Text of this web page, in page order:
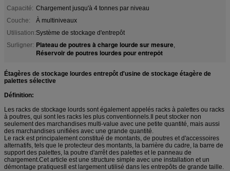
Capacité: Chargement jusqu'à 4 tonnes par niveau
Couche:
À multiniveaux
Utilisation:Système de stockage d'entrepôt
Surligner: Plateau de poutres à charge lourde sur mesure,
Réservoir de poutres lourdes pour entrepôt
Étagères de stockage lourdes entrepôt d'usine de stockage étagère de
palettes sélective
Définition:
Les racks de stockage lourds sont également appelés racks à palettes ou racks
à poutres, qui sont les racks les plus conventionnels.Il peut stocker non
seulement des marchandises multi-value avec une petite quantité, mais aussi
des marchandises unifiées avec une grande quantité.
Le rack est principalement constitué de montants, de poutres et d'accessoires
alternatifs, tels que le protecteur des montants, la barrière du cadre, la barre de
support des palettes, la poutre d'arrêt des palettes et le panneau de
chargement.Cet article est une structure simple avec une installation et un
démontage pratiquesIl est largement utilisé dans les entrepôts de grande taille.